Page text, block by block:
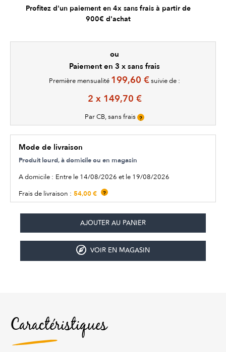
Profitez d'un paiement en 4x sans frais à partir de
900€ d'achat
ou
Paiement en 3 x sans frais
Première mensualité 199,60 € suivie de :
2 x 149,70 €
Par CB, sans frais ?
Mode de livraison
Produit lourd, à domicile ou en magasin
A domicile : Entre le 14/08/2026 et le 19/08/2026
Frais de livraison : 54,00 € ?
VOIR EN MAGASIN
Caractéristiques